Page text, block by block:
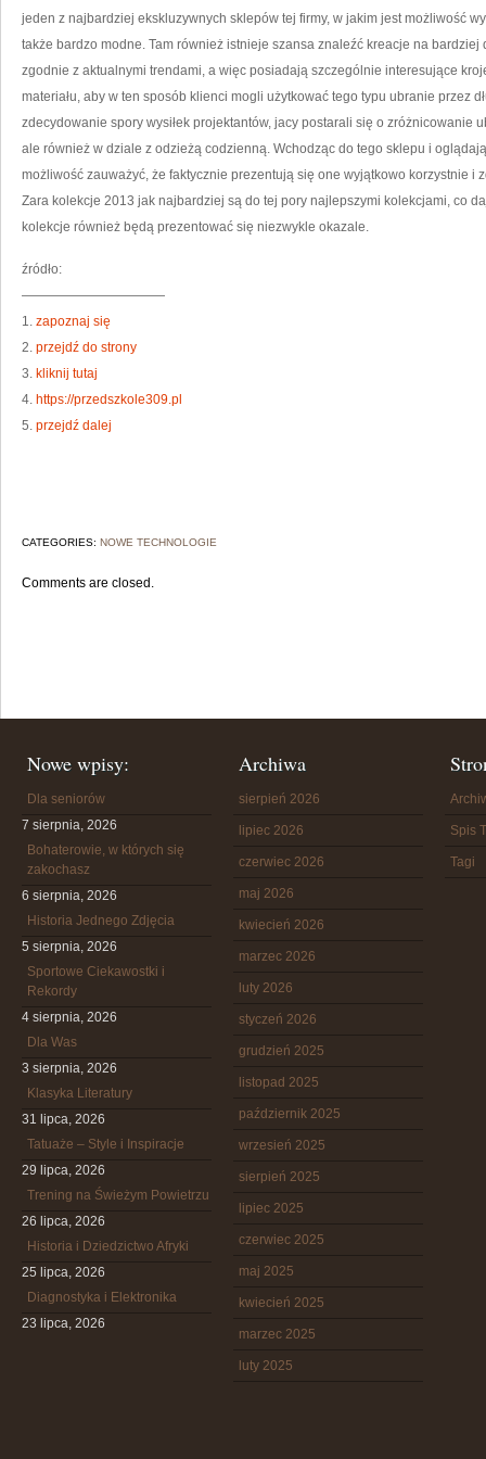
jeden z najbardziej ekskluzywnych sklepów tej firmy, w jakim jest możliwość
także bardzo modne. Tam również istnieje szansa znaleźć kreacje na
zgodnie z aktualnymi trendami, a więc posiadają szczególnie interesujące
materiału, aby w ten sposób klienci mogli użytkować tego typu ubranie przez
zdecydowanie spory wysiłek projektantów, jacy postarali się o zróżnicowanie
ale również w dziale z odzieżą codzienną. Wchodząc do tego sklepu i
możliwość zauważyć, że faktycznie prezentują się one wyjątkowo korzystnie i
Zara kolekcje 2013 jak najbardziej są do tej pory najlepszymi kolekcjami, co
kolekcje również będą prezentować się niezwykle okazale.
źródło:
———————————
1. zapoznaj się
2. przejdź do strony
3. kliknij tutaj
4. https://przedszkole309.pl
5. przejdź dalej
CATEGORIES: NOWE TECHNOLOGIE
Comments are closed.
Nowe wpisy:
Dla seniorów
7 sierpnia, 2026
Bohaterowie, w których się
zakochasz
6 sierpnia, 2026
Historia Jednego Zdjęcia
5 sierpnia, 2026
Sportowe Ciekawostki i
Rekordy
4 sierpnia, 2026
Dla Was
3 sierpnia, 2026
Klasyka Literatury
31 lipca, 2026
Tatuaże – Style i Inspiracje
29 lipca, 2026
Trening na Świeżym Powietrzu
26 lipca, 2026
Historia i Dziedzictwo Afryki
25 lipca, 2026
Diagnostyka i Elektronika
23 lipca, 2026
Archiwa
sierpień 2026
lipiec 2026
czerwiec 2026
maj 2026
kwiecień 2026
marzec 2026
luty 2026
styczeń 2026
grudzień 2025
listopad 2025
październik 2025
wrzesień 2025
sierpień 2025
lipiec 2025
czerwiec 2025
maj 2025
kwiecień 2025
marzec 2025
luty 2025
Spis
Tagi